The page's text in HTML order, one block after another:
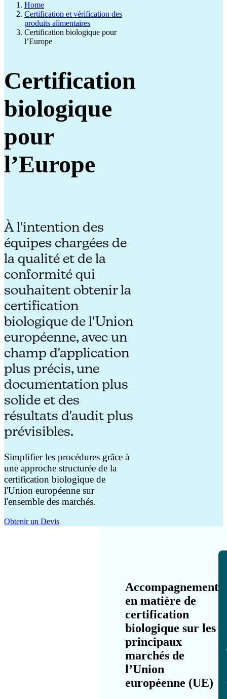
Home
Certification et vérification des
produits alimentaires
Certification biologique pour
l’Europe
Certification
biologique
pour
l’Europe
À l'intention des
équipes chargées de
la qualité et de la
conformité qui
souhaitent obtenir la
certification
biologique de l'Union
européenne, avec un
champ d'application
plus précis, une
documentation plus
solide et des
résultats d'audit plus
prévisibles.
Simplifier les procédures grâce à
une approche structurée de la
certification biologique de
l'Union européenne sur
l'ensemble des marchés.
Obtenir un Devis
Accompagnement
en matière de
certification
biologique sur les
principaux
marchés de
l’Union
européenne (UE)